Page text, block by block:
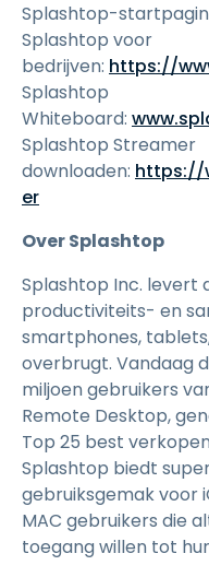
Splashtop-
Splashtop voor
bedrijven: https://
Splashtop
Whiteboard:
Splashtop Streamer
downloaden: https://
er
Over Splashtop
Splashtop Inc. levert
productiviteits- en
smartphones,
overbrugt. Vandaag
miljoen gebruikers
Remote Desktop,
Top 25 best
Splashtop biedt
gebruiksgemak voor
MAC gebruikers die
toegang willen tot